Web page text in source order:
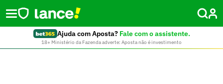
Ajuda com Aposta? Fale com o assistente.
18+ Ministério da Fazenda adverte: Aposta não é investimento